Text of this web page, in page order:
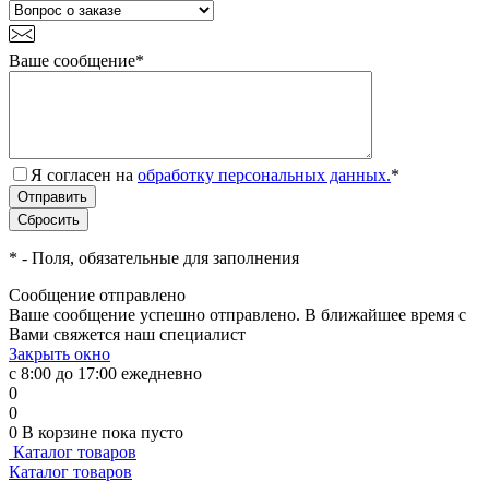
Ваше сообщение*
Я согласен на обработку персональных данных.*
* - Поля, обязательные для заполнения
Сообщение отправлено
Ваше сообщение успешно отправлено. В ближайшее время с
Вами свяжется наш специалист
Закрыть окно
с 8:00 до 17:00 ежедневно
0
0
0 В корзине пока пусто
Каталог товаров
Каталог товаров